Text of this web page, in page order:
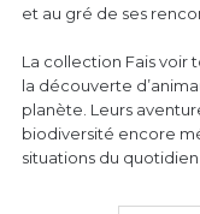
et au gré de ses
La collection Fais voir
la découverte
planète. Leurs
biodiversité encore
situations du quotidien